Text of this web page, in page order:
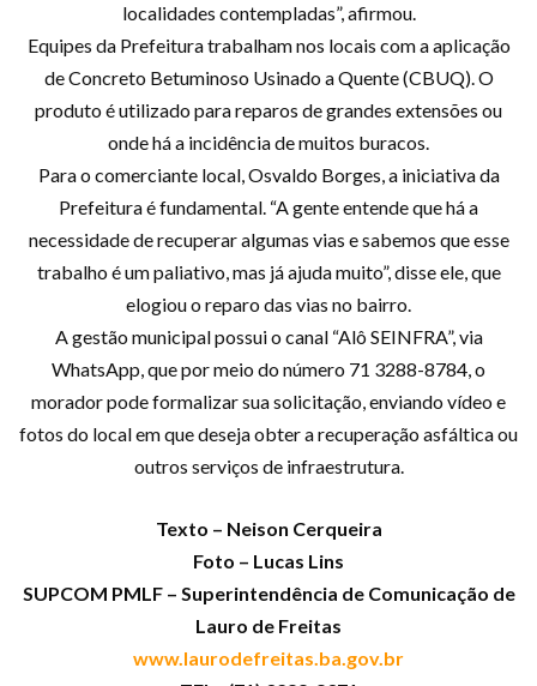
localidades contempladas”, afirmou.
Equipes da Prefeitura trabalham nos locais com a aplicação
de Concreto Betuminoso Usinado a Quente (CBUQ). O
produto é utilizado para reparos de grandes extensões ou
onde há a incidência de muitos buracos.
Para o comerciante local, Osvaldo Borges, a iniciativa da
Prefeitura é fundamental. “A gente entende que há a
necessidade de recuperar algumas vias e sabemos que esse
trabalho é um paliativo, mas já ajuda muito”, disse ele, que
elogiou o reparo das vias no bairro.
A gestão municipal possui o canal “Alô SEINFRA”, via
WhatsApp, que por meio do número 71 3288-8784, o
morador pode formalizar sua solicitação, enviando vídeo e
fotos do local em que deseja obter a recuperação asfáltica ou
outros serviços de infraestrutura.
Texto – Neison Cerqueira
Foto – Lucas Lins
SUPCOM PMLF – Superintendência de Comunicação de
Lauro de Freitas
www.laurodefreitas.ba.gov.br